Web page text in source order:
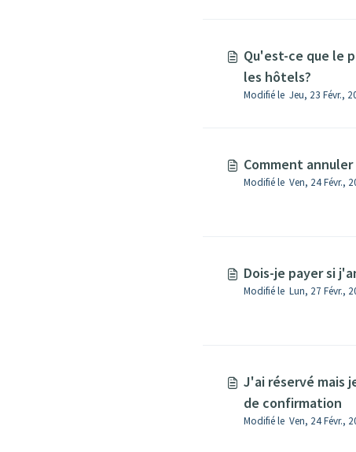
Qu'est-ce que le
les hôtels?
Comment
Modifié le Ven, 24 Févr.,
Dois-je payer si
J'ai réservé mais
de confirmation
Modifié le Ven, 24 Févr.,